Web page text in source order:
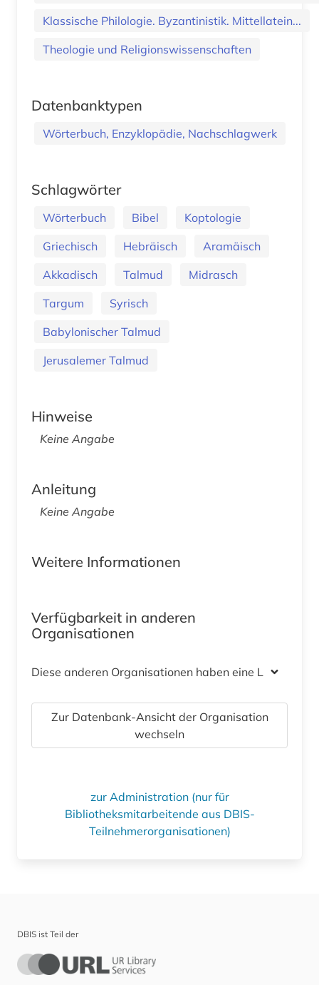
Klassische Philologie. Byzantinistik. Mittellatein...
Theologie und Religionswissenschaften
Datenbanktypen
Wörterbuch, Enzyklopädie, Nachschlagwerk
Schlagwörter
Wörterbuch Bibel
Koptologie
Griechisch
Hebräisch
Aramäisch
Akkadisch
Talmud
Midrasch
Targum
Syrisch
Babylonischer Talmud
Jerusalemer Talmud
Hinweise
Keine Angabe
Anleitung
Keine Angabe
Weitere Informationen
Verfügbarkeit in anderen
Organisationen
Diese anderen Organisationen haben eine Lizenz
Zur Datenbank-Ansicht der Organisation
wechseln
zur Administration (nur für
Bibliotheksmitarbeitende aus DBIS-
Teilnehmerorganisationen)
DBIS ist Teil der